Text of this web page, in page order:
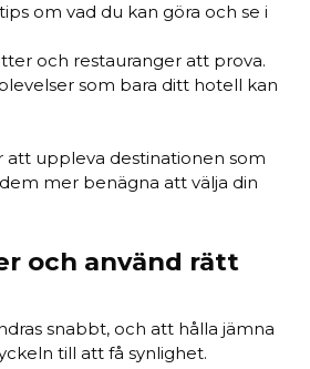
om vad du kan göra och se i
och restauranger att prova.
som bara ditt hotell kan
att uppleva destinationen som
mer benägna att välja din
och använd rätt
snabbt, och att hålla jämna
till att få synlighet.